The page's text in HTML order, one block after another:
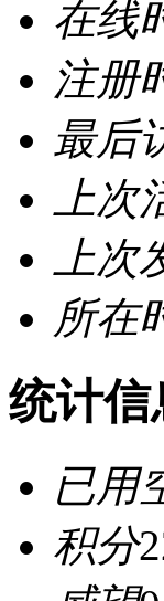
在线
注册
最后
上次
上次
所在
统计信
已用
积分